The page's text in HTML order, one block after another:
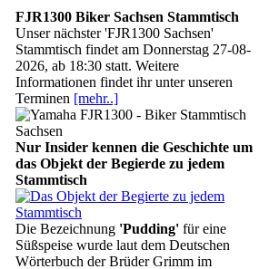
FJR1300 Biker Sachsen Stammtisch
Unser nächster 'FJR1300 Sachsen'
Stammtisch findet am Donnerstag 27-08-
2026, ab 18:30 statt. Weitere
Informationen findet ihr unter unseren
Terminen [mehr..]
Nur Insider kennen die Geschichte um
das Objekt der Begierde zu jedem
Stammtisch
Die Bezeichnung 'Pudding' für eine
Süßspeise wurde laut dem Deutschen
Wörterbuch der Brüder Grimm im